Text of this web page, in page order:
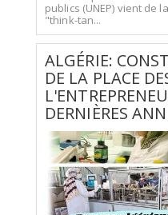
publics (UNEP) vient de
"think-tan...
ALGÉRIE:
DE LA PLACE
DERNIÈRES